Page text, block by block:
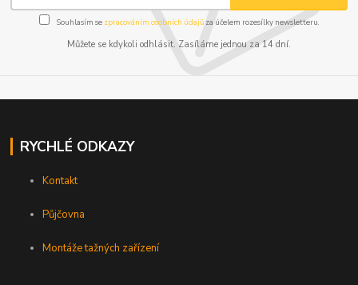
Souhlasím se zpracováním osobních údajůza účelem rozesílky newsletteru.
Můžete se kdykoli odhlásit. Zasíláme jednou za 14 dní.
RYCHLÉ ODKAZY
Kontakt
Půjčovna
Montáže tažných zařízení